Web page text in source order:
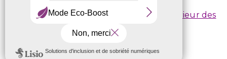
Conditions d’inscription/
Règlement intérieur des
centres